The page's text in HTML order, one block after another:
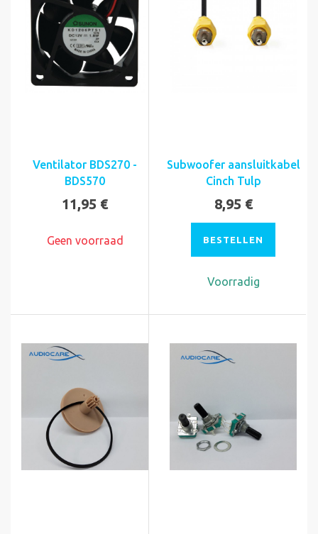
Ventilator BDS270 -
BDS570
11,95 €
Geen voorraad
Subwoofer aansluitkabel
Cinch Tulp
8,95 €
BESTELLEN
Voorradig